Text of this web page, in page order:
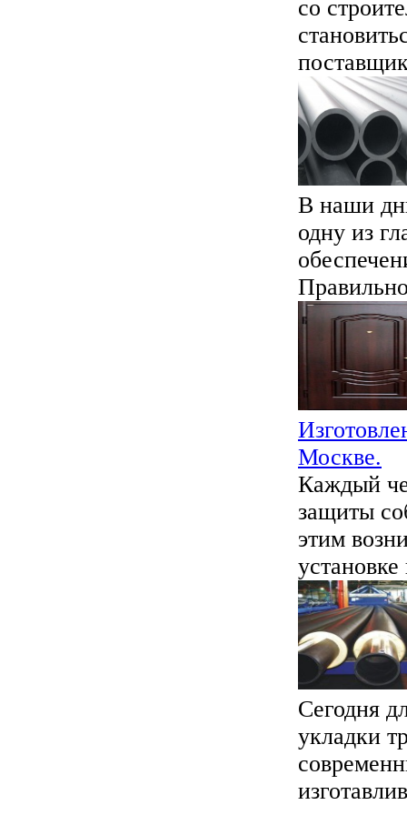
со
В наши
одну из
Москве.
Каждый
защиты
этим
Сегодня
укладки